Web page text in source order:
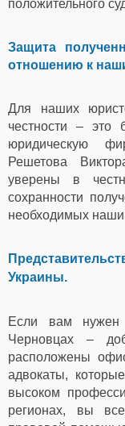
положительного
Защита
отношению к
Для наших
честности – это
юридическую
Решетова
уверены в
сохранности
необходимых
Украины.
Если вам
Черновцах –
расположены
адвокаты,
высоком
регионах, вы